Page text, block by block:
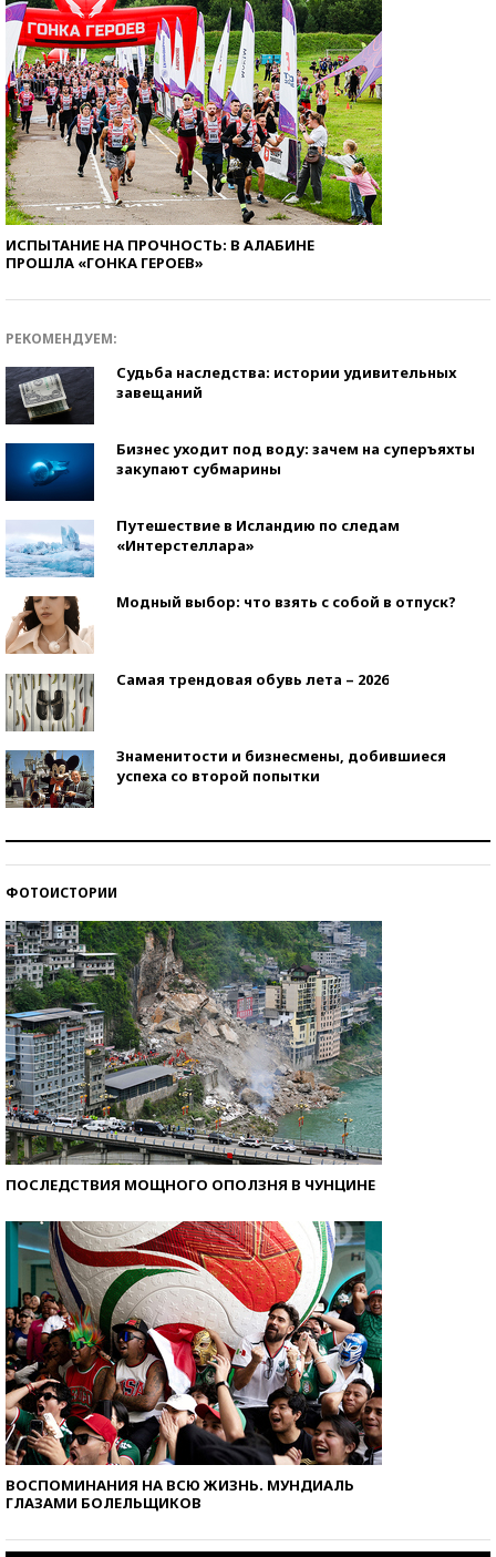
ИСПЫТАНИЕ НА ПРОЧНОСТЬ: В АЛАБИНЕ
ПРОШЛА «ГОНКА ГЕРОЕВ»
РЕКОМЕНДУЕМ:
Судьба наследства: истории удивительных
завещаний
Бизнес уходит под воду: зачем на суперъяхты
закупают субмарины
Путешествие в Исландию по следам
«Интерстеллара»
Модный выбор: что взять с собой в отпуск?
Самая трендовая обувь лета – 2026
Знаменитости и бизнесмены, добившиеся
успеха со второй попытки
ФОТОИСТОРИИ
ПОСЛЕДСТВИЯ МОЩНОГО ОПОЛЗНЯ В ЧУНЦИНЕ
ВОСПОМИНАНИЯ НА ВСЮ ЖИЗНЬ. МУНДИАЛЬ
ГЛАЗАМИ БОЛЕЛЬЩИКОВ